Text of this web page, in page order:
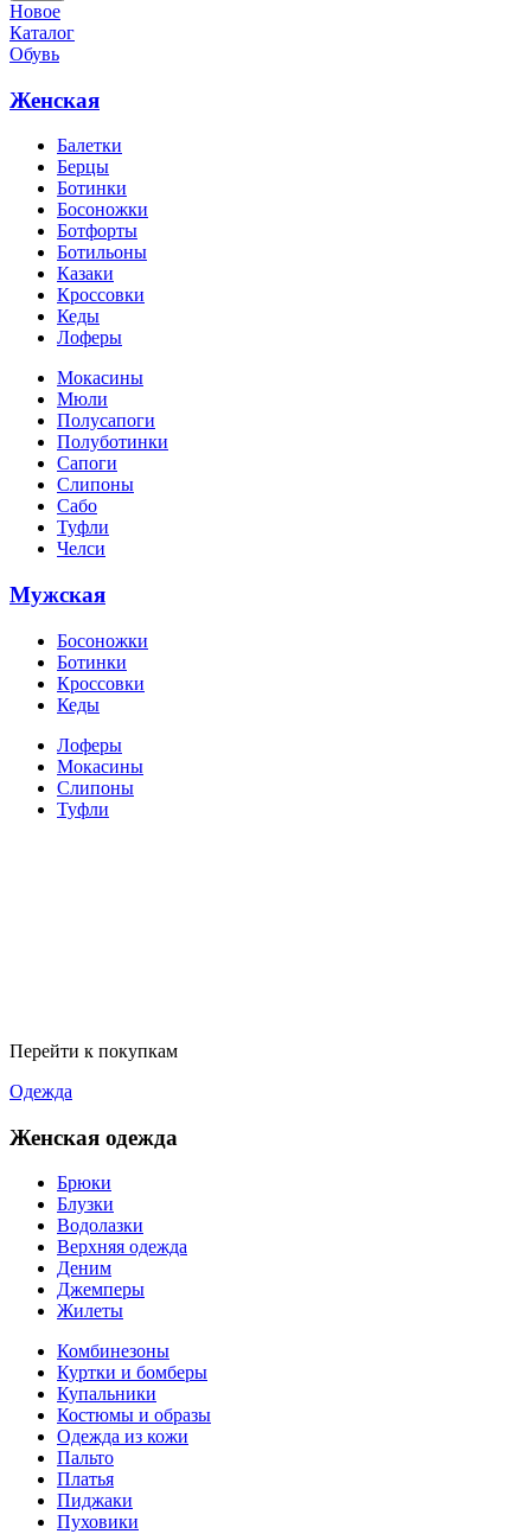
Новое
Каталог
Обувь
Женская
Балетки
Берцы
Ботинки
Босоножки
Ботфорты
Ботильоны
Казаки
Кроссовки
Кеды
Лоферы
Мокасины
Мюли
Полусапоги
Полуботинки
Сапоги
Слипоны
Сабо
Туфли
Челси
Мужская
Босоножки
Ботинки
Кроссовки
Кеды
Лоферы
Мокасины
Слипоны
Туфли
Перейти к покупкам
Одежда
Женская одежда
Брюки
Блузки
Водолазки
Верхняя одежда
Деним
Джемперы
Жилеты
Комбинезоны
Куртки и бомберы
Купальники
Костюмы и образы
Одежда из кожи
Пальто
Платья
Пиджаки
Пуховики